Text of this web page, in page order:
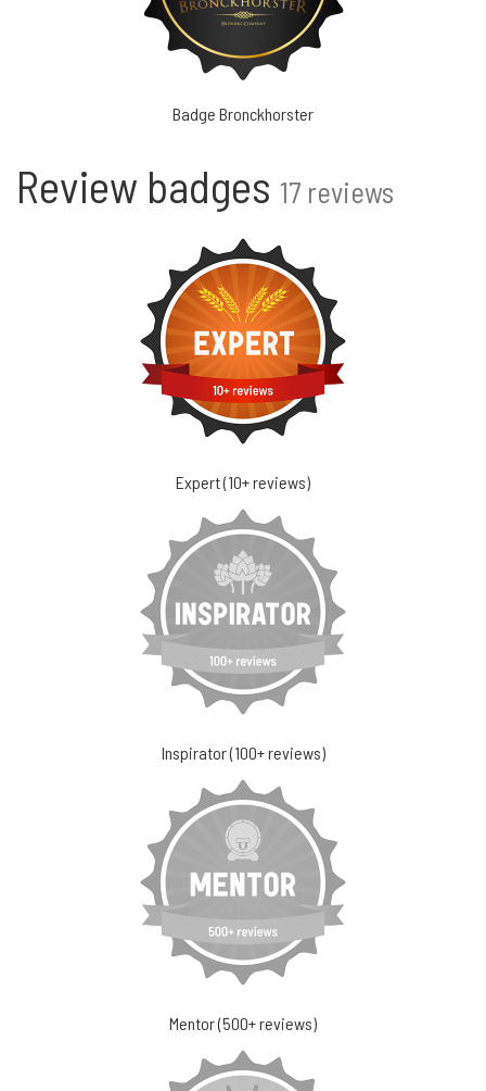
Badge Bronckhorster
Review badges 17 reviews
Expert (10+ reviews)
Inspirator (100+ reviews)
Mentor (500+ reviews)